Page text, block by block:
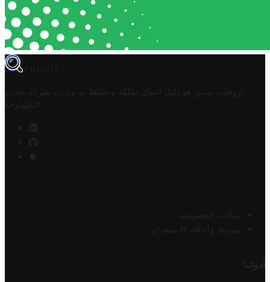
TROVIT
تروفيت تونس هو دليل أعمال تملكه وتحتفظ به وتديره
شركة مخزن
التكنولوجيا
سياسة الخصوصية
شروط وأحكام الاستخدام
أدواتنا